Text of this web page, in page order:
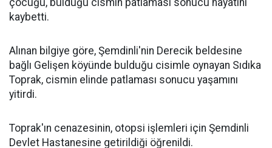
çocuğu, bulduğu cismin patlaması sonucu hayatını
kaybetti.
Alınan bilgiye göre, Şemdinli'nin Derecik beldesine
bağlı Gelişen köyünde bulduğu cisimle oynayan Sıdıka
Toprak, cismin elinde patlaması sonucu yaşamını
yitirdi.
Toprak'ın cenazesinin, otopsi işlemleri için Şemdinli
Devlet Hastanesine getirildiği öğrenildi.